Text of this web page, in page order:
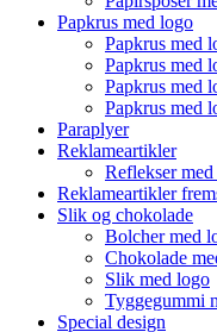
Papkrus med logo
Papkrus med
Papkrus med
Papkrus med
Papkrus med
Paraplyer
Reklameartikler
Reflekser
Reklameartikler
Slik og chokolade
Bolcher med
Chokolade
Slik med logo
Tyggegummi
Special design